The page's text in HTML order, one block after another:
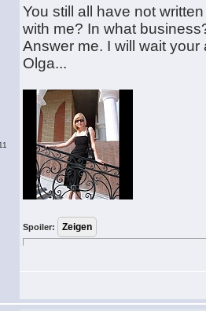
You still all have not
with me? In what
Answer me. I will wait your
Olga...
Spoiler: